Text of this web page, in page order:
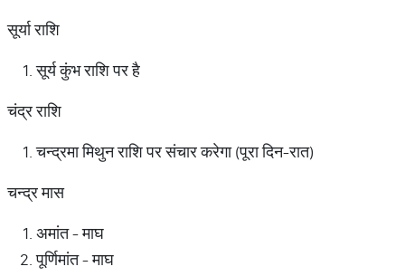
सूर्या राशि
सूर्य कुंभ राशि पर है
चंद्र राशि
चन्द्रमा मिथुन राशि पर संचार करेगा (पूरा दिन-रात)
चन्द्र मास
अमांत - माघ
पूर्णिमांत - माघ